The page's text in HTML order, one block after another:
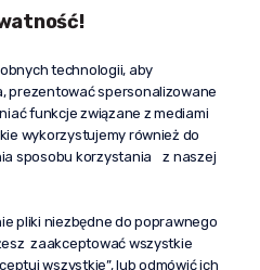
U5
technologii, aby
prezentować spersonalizowane
funkcje związane z mediami
wykorzystujemy również do
sposobu korzystania z naszej
pliki niezbędne do poprawnego
zaakceptować wszystkie
wszystkie”, lub odmówić ich